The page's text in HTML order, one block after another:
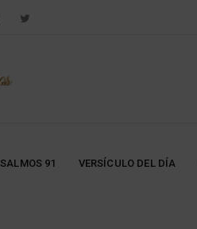
SALMOS 91 VERSÍCULO DEL DÍA